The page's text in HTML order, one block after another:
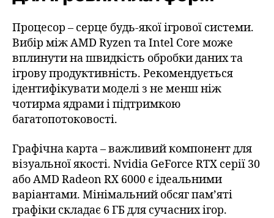
Процесор – серце будь-якої ігрової системи.
Вибір між AMD Ryzen та Intel Core може
вплинути на швидкість обробки даних та
ігрову продуктивність. Рекомендується
ідентифікувати моделі з не менш ніж
чотирма ядрами і підтримкою
багатопотоковості.
Графічна карта – важливий компонент для
візуальної якості. Nvidia GeForce RTX серії 30
або AMD Radeon RX 6000 є ідеальними
варіантами. Мінімальний обсяг пам’яті
графіки складає 6 ГБ для сучасних ігор.